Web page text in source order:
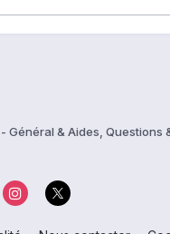
Général & Aides, Questions